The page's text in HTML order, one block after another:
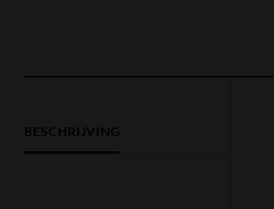
BESCHRIJVING